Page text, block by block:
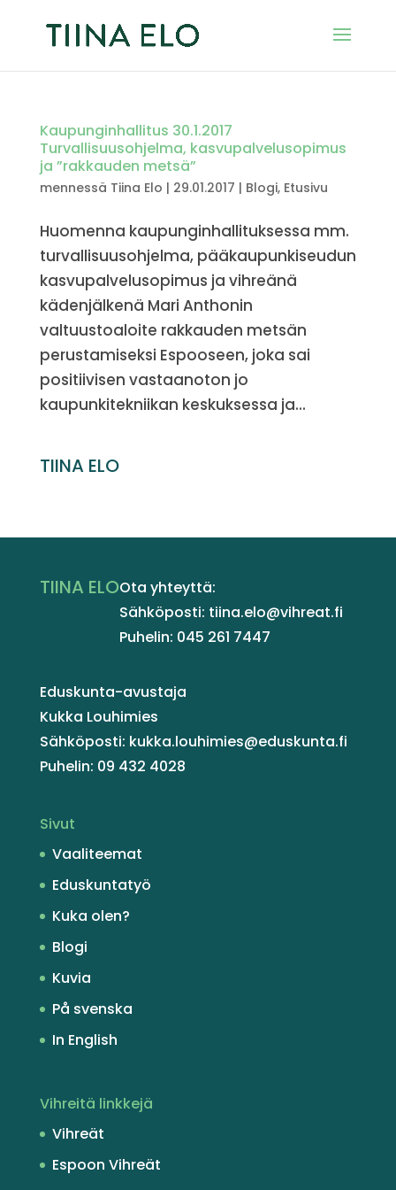
Kaupunginhallitus 30.1.2017
Turvallisuusohjelma, kasvupalvelusopimus
ja ”rakkauden metsä”
mennessä Tiina Elo | 29.01.2017 | Blogi, Etusivu
Huomenna kaupunginhallituksessa mm.
turvallisuusohjelma, pääkaupunkiseudun
kasvupalvelusopimus ja vihreänä
kädenjälkenä Mari Anthonin
valtuustoaloite rakkauden metsän
perustamiseksi Espooseen, joka sai
positiivisen vastaanoton jo
kaupunkitekniikan keskuksessa ja...
TIINA ELO
TIINA ELOOta yhteyttä:
Sähköposti: tiina.elo@vihreat.fi
Puhelin: 045 261 7447
Eduskunta-avustaja
Kukka Louhimies
Sähköposti: kukka.louhimies@eduskunta.fi
Puhelin: 09 432 4028
Sivut
Vaaliteemat
Eduskuntatyö
Kuka olen?
Blogi
Kuvia
På svenska
In English
Vihreitä linkkejä
Vihreät
Espoon Vihreät